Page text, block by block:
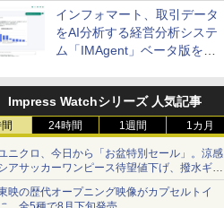
インフォマート、取引データ
をAI分析する経営分析システ
ム「IMAgent」ベータ版を提
Impress Watchシリーズ 人気記事
24時間 1週間 1カ月
ニクロ、今日から「お盆特別セール」。涼感
アサッカーワンピース待望値下げ、撥水ギア
ョーツは1990円に
映の歴代オープニング映像がカプセルトイ